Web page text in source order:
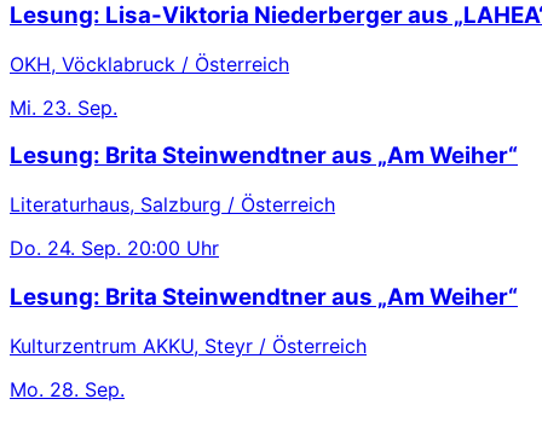
Lesung: Lisa-Viktoria Niederberger aus
OKH, Vöcklabruck / Österreich
Mi. 23. Sep.
Lesung: Brita Steinwendtner aus „Am Weiher“
Literaturhaus, Salzburg / Österreich
Do. 24. Sep. 20:00 Uhr
Lesung: Brita Steinwendtner aus „Am Weiher“
Kulturzentrum AKKU, Steyr / Österreich
Mo. 28. Sep.